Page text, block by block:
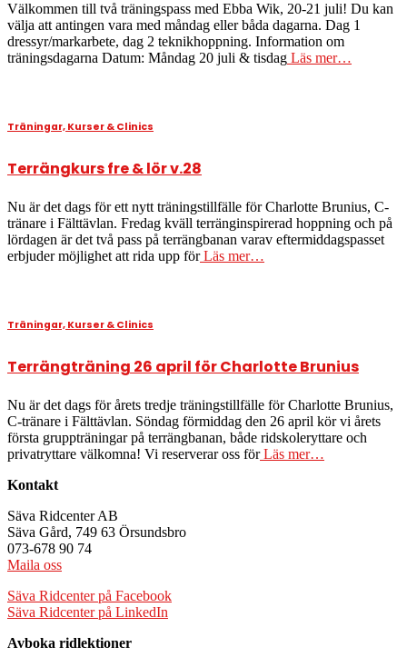
Välkommen till två träningspass med Ebba Wik, 20-21 juli! Du kan
välja att antingen vara med måndag eller båda dagarna. Dag 1
dressyr/markarbete, dag 2 teknikhoppning. Information om
träningsdagarna Datum: Måndag 20 juli & tisdag Läs mer…
Träningar, Kurser & Clinics
Terrängkurs fre & lör v.28
Nu är det dags för ett nytt träningstillfälle för Charlotte Brunius, C-
tränare i Fälttävlan. Fredag kväll terränginspirerad hoppning och på
lördagen är det två pass på terrängbanan varav eftermiddagspasset
erbjuder möjlighet att rida upp förLäs mer…
Träningar, Kurser & Clinics
Terrängträning 26 april för Charlotte Brunius
Nu är det dags för årets tredje träningstillfälle för Charlotte Brunius,
C-tränare i Fälttävlan. Söndag förmiddag den 26 april kör vi årets
första gruppträningar på terrängbanan, både ridskoleryttare och
privatryttare välkomna! Vi reserverar oss förLäs mer…
Kontakt
Säva Ridcenter AB
Säva Gård, 749 63 Örsundsbro
073-678 90 74
Maila oss
Säva Ridcenter på Facebook
Säva Ridcenter på LinkedIn
Avboka ridlektioner